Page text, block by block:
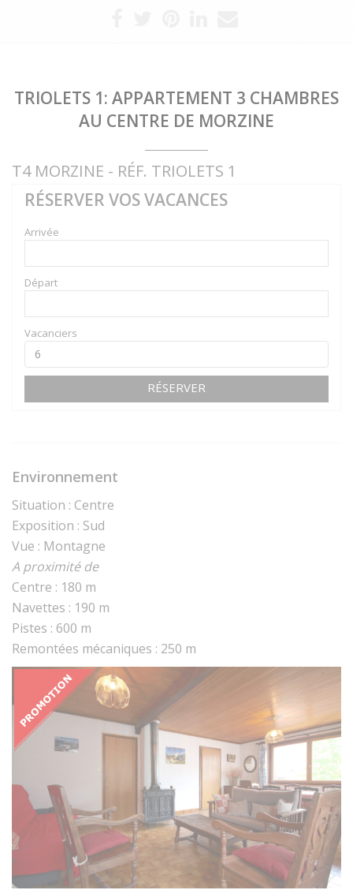
TRIOLETS 1: APPARTEMENT 3 CHAMBRES
AU CENTRE DE MORZINE
T4 MORZINE - RÉF. TRIOLETS 1
RÉSERVER VOS VACANCES
Arrivée
Départ
Vacanciers
RÉSERVER
Environnement
Situation : Centre
Exposition : Sud
Vue : Montagne
A proximité de
Centre : 180 m
Navettes : 190 m
Pistes : 600 m
Remontées mécaniques : 250 m